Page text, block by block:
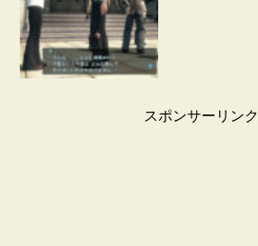
スポンサーリンク